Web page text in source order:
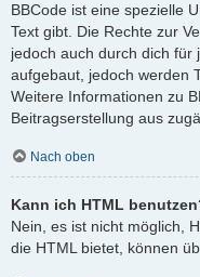
BBCode ist eine spezielle
Text gibt. Die Rechte zur
jedoch auch durch dich für
aufgebaut, jedoch werden
Weitere Informationen zu
Beitragserstellung aus
Nach oben
Kann ich HTML
Nein, es ist nicht möglich,
die HTML bietet, können